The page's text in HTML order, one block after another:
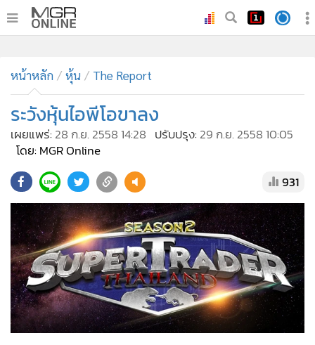
• ทันเหตุการณ์
• ภาคใต้
• ภูมิภาค
• Online Section
• ผู้จัดการรายวัน
• คอลัมนิสต์
•
ละคร
• CbizReview
• Cyber BIZ
• ผู้จัดกวน
• Good health & Well-being
• Green Innovation & SD
หน้าหลัก หุ้น The Report
ระวังหุ้นไอพีโอขาลง
เผยแพร่: 28 ก.ย. 2558 14:28 ปรับปรุง: 29 ก.ย. 2558 10:05
โดย: MGR Online
931